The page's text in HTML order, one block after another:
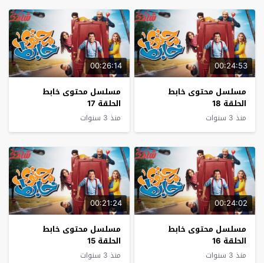
00:24:53
مسلسل محتوى خابط
الحلقة 18
منذ 3 سنوات
00:26:14
مسلسل محتوى خابط
الحلقة 17
منذ 3 سنوات
00:24:02
مسلسل محتوى خابط
الحلقة 16
منذ 3 سنوات
00:21:24
مسلسل محتوى خابط
الحلقة 15
منذ 3 سنوات